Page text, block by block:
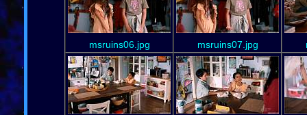
msruins06.jpg msruins07.jpg